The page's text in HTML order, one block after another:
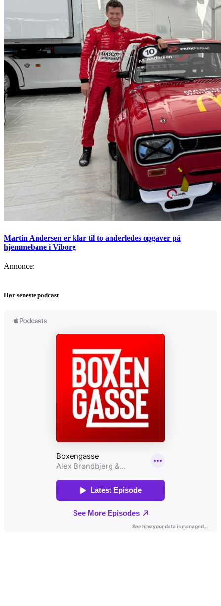
Martin Andersen er klar til to anderledes opgaver på
hjemmebane i Viborg
Annonce:
Hør seneste podcast